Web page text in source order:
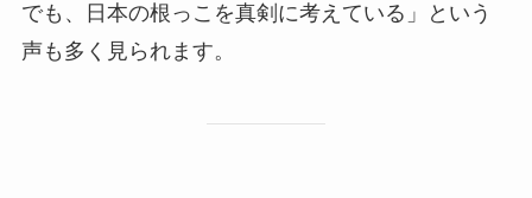
でも、日本の根っこを真剣に考えている」という
声も多く見られます。